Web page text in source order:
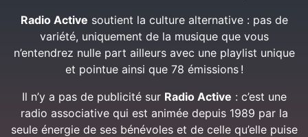
Radio Active soutient la culture alternative : pas de
variété, uniquement de la musique que vous
n’entendrez nulle part ailleurs avec une playlist unique
et pointue ainsi que 78 émissions !
Il n’y a pas de publicité sur Radio Active : c’est une
radio associative qui est animée depuis 1989 par la
seule énergie de ses bénévoles et de celle qu’elle puise